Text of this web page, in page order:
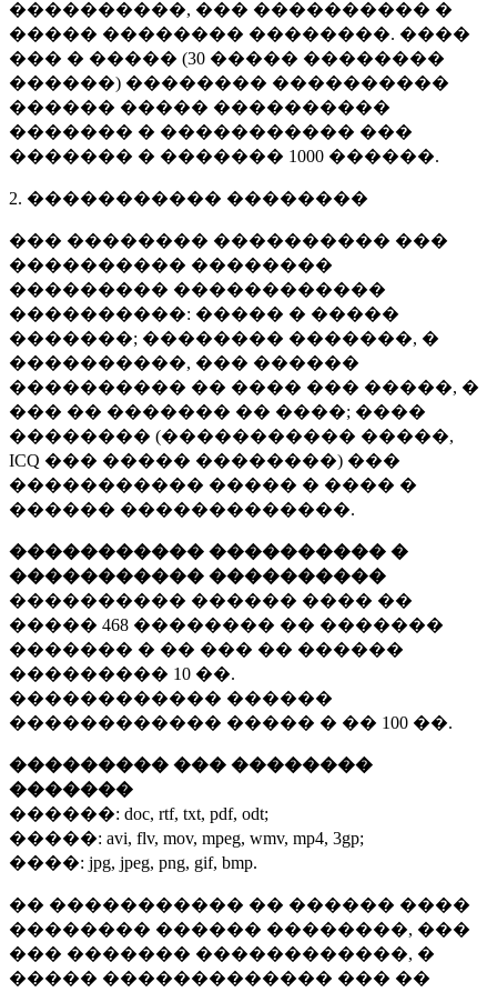
����������, ��� ���������� �
����� �������� ��������. ����
��� � ����� (30 ����� ��������
������) �������� ����������
������ ����� ����������
������� � ����������� ���
������� � ������� 1000 ������.
2. ����������� ��������
��� �������� ���������� ���
���������� ��������
��������� ������������
����������: ����� � �����
�������; �������� �������, �
����������, ��� ������
���������� �� ���� ��� �����, �
��� �� ������� �� ����; ����
�������� (����������� �����,
ICQ ��� ����� ��������) ���
����������� ����� � ���� �
������ �������������.
����������� ���������� �
����������� ����������
���������� ������ ���� ��
����� 468 �������� �� �������
������� � �� ��� �� ������
��������� 10 ��.
������������ ������
������������ ����� � �� 100 ��.
��������� ��� ��������
�������
������: doc, rtf, txt, pdf, odt;
�����: avi, flv, mov, mpeg, wmv, mp4, 3gp;
����: jpg, jpeg, png, gif, bmp.
�� ����������� �� ������ ����
�������� ������ ��������, ���
��� ������� ������������, �
����� ������������� ��� ��